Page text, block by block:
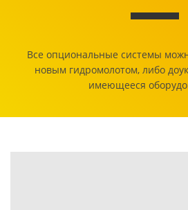
Все опциональные системы
новым гидромолотом, либо
имеющееся